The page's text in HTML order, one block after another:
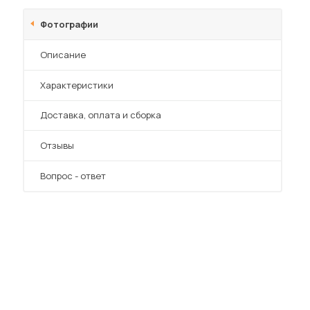
Фотографии
Описание
Характеристики
Преимущества
Доставка, оплата и сборка
Отзывы
Вопрос - ответ